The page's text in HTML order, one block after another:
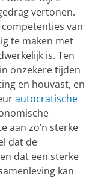
vertonen.
van
te maken met
is. Ten
onzekere tijden
en houvast, en
autocratische
aan zo’n sterke
dat de
dat een sterke
kan